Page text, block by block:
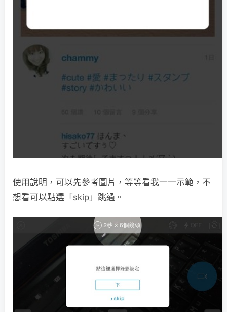
使用說明，可以先參考圖片，等等看我一一示範，不
想看可以點選「skip」跳過。